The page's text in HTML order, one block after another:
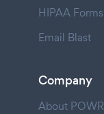
HIPAA Forms
Email Blast
Company
About POWR